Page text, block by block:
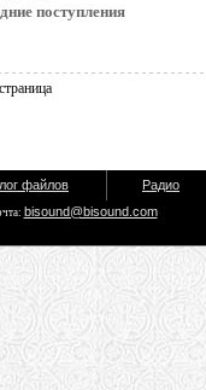
поступления
файлов Радио
bisound@bisound.com